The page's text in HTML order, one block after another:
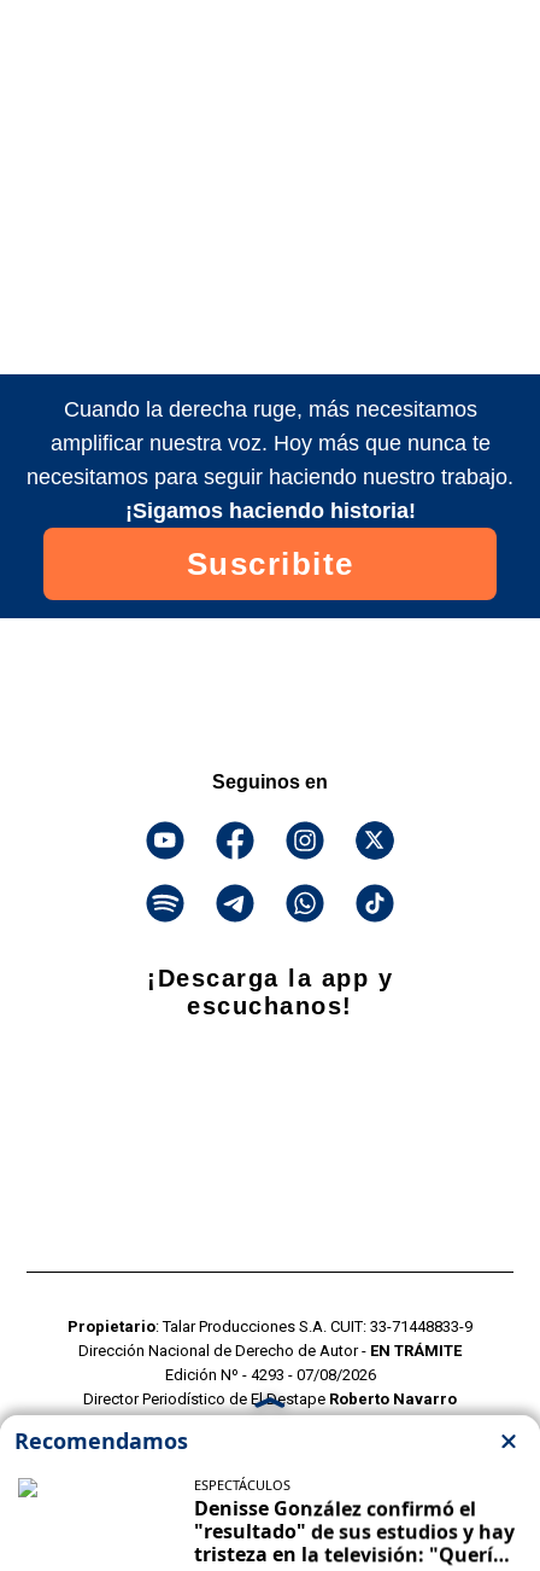
Cuando la derecha ruge, más necesitamos
amplificar nuestra voz. Hoy más que nunca te
necesitamos para seguir haciendo nuestro trabajo.
¡Sigamos haciendo historia!
Suscribite
Seguinos en
¡Descarga la app y
escuchanos!
Propietario: Talar Producciones S.A. CUIT: 33-71448833-9
Dirección Nacional de Derecho de Autor - EN TRÁMITE
Edición Nº - 4293 - 07/08/2026
Director Periodístico de El Destape Roberto Navarro
POLITICAS DE PRIVACIDAD
CONTACTO COMERCIAL
CONTACTO EDITORIAL